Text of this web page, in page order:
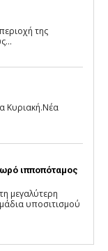
της
Κυριακή.Νέα
ιπποπόταμος
μεγαλύτερη
υποσιτισμού